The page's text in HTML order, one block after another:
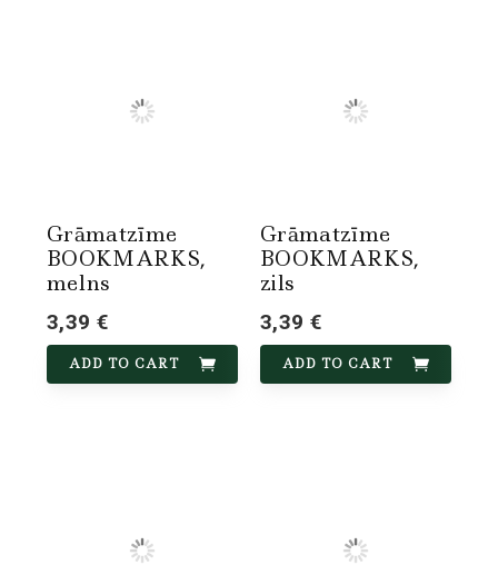
Grāmatzīme
BOOKMARKS,
melns
3,39 €
ADD TO CART
Grāmatzīme
BOOKMARKS,
zils
3,39 €
ADD TO CART